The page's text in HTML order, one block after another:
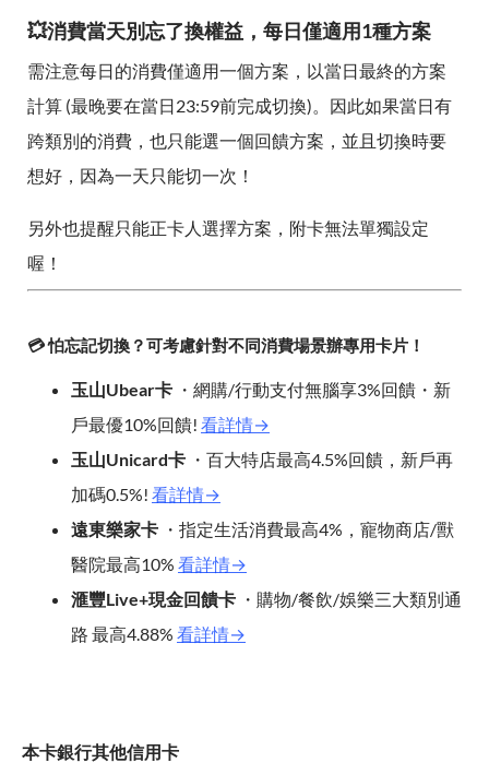
💥消費當天別忘了換權益，每日僅適用1種方案
需注意每日的消費僅適用一個方案，以當日最終的方案
計算 (最晚要在當日23:59前完成切換)。因此如果當日有
跨類別的消費，也只能選一個回饋方案，並且切換時要
想好，因為一天只能切一次！
另外也提醒只能正卡人選擇方案，附卡無法單獨設定
喔！
💳 怕忘記切換？可考慮針對不同消費場景辦專用卡片！
玉山Ubear卡 ・網購/行動支付無腦享3%回饋・新
戶最優10%回饋! 看詳情→
玉山Unicard卡 ・百大特店最高4.5%回饋，新戶再
加碼0.5%! 看詳情→
遠東樂家卡 ・指定生活消費最高4%，寵物商店/獸
醫院最高10% 看詳情→
滙豐Live+現金回饋卡 ・購物/餐飲/娛樂三大類別通
路 最高4.88% 看詳情→
本卡銀行其他信用卡